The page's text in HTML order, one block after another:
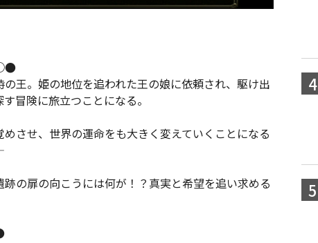
王。姫の地位を追われた王の娘に依頼され、駆け出
冒険に旅立つことになる。
させ、世界の運命をも大きく変えていくことになる
の扉の向こうには何が！？真実と希望を追い求める